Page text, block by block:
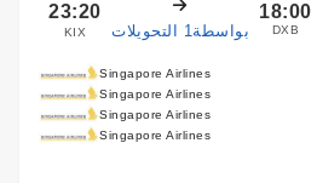
23:20
KIX بواسطة1 التحويلات
18:00
DXB
Singapore Airlines
Singapore Airlines
Singapore Airlines
Singapore Airlines